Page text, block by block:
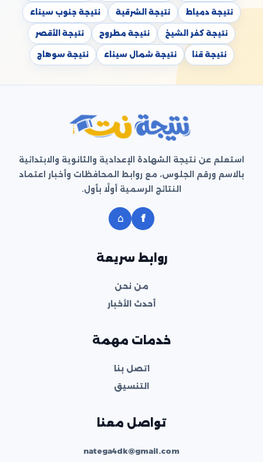
نتيجة دمياط نتيجة الشرقية نتيجة جنوب سيناء
نتيجة كفر الشيخ نتيجة مطروح نتيجة الأقصر
نتيجة قنا نتيجة شمال سيناء نتيجة سوهاج
استعلم عن نتيجة الشهادة الإعدادية والثانوية والابتدائية
بالاسم ورقم الجلوس، مع روابط المحافظات وأخبار اعتماد
النتائج الرسمية أولًا بأول.
f
⌂
روابط سريعة
من نحن
أحدث الأخبار
خدمات مهمة
اتصل بنا
التنسيق
تواصل معنا
natega4dk@gmail.com